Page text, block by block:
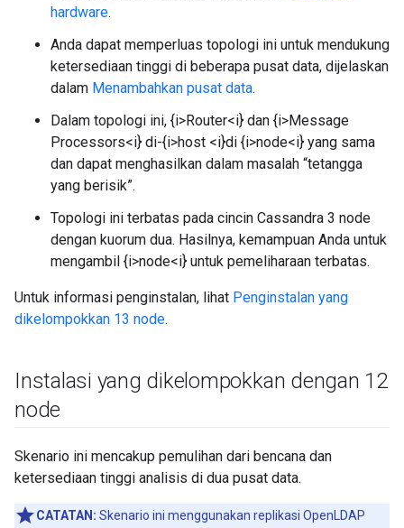
hardware.
Anda dapat memperluas topologi ini untuk mendukung
ketersediaan tinggi di beberapa pusat data, dijelaskan
dalam Menambahkan pusat data.
Dalam topologi ini, {i>Router<i} dan {i>Message
Processors<i} di-{i>host <i}di {i>node<i} yang sama
dan dapat menghasilkan dalam masalah “tetangga
yang berisik”.
Topologi ini terbatas pada cincin Cassandra 3 node
dengan kuorum dua. Hasilnya, kemampuan Anda untuk
mengambil {i>node<i} untuk pemeliharaan terbatas.
Untuk informasi penginstalan, lihat Penginstalan yang
dikelompokkan 13 node.
Instalasi yang dikelompokkan dengan 12
node
Skenario ini mencakup pemulihan dari bencana dan
ketersediaan tinggi analisis di dua pusat data.
CATATAN: Skenario ini menggunakan replikasi OpenLDAP